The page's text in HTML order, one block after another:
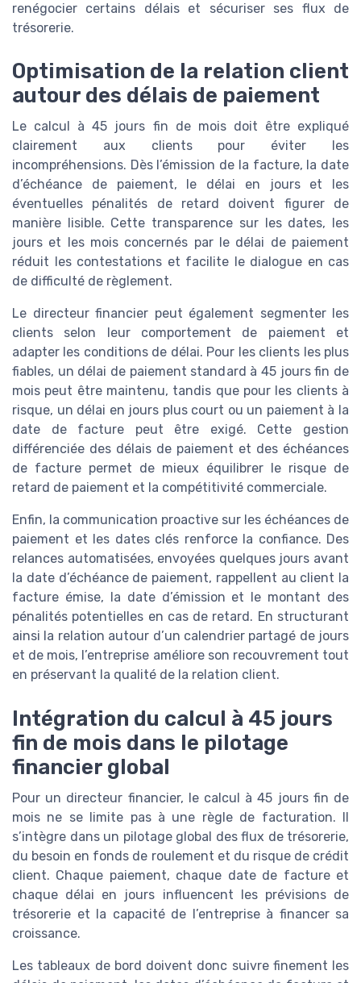
renégocier certains délais et sécuriser ses flux de
trésorerie.
Optimisation de la relation client
autour des délais de paiement
Le calcul à 45 jours fin de mois doit être expliqué
clairement aux clients pour éviter les
incompréhensions. Dès l’émission de la facture, la date
d’échéance de paiement, le délai en jours et les
éventuelles pénalités de retard doivent figurer de
manière lisible. Cette transparence sur les dates, les
jours et les mois concernés par le délai de paiement
réduit les contestations et facilite le dialogue en cas
de difficulté de règlement.
Le directeur financier peut également segmenter les
clients selon leur comportement de paiement et
adapter les conditions de délai. Pour les clients les plus
fiables, un délai de paiement standard à 45 jours fin de
mois peut être maintenu, tandis que pour les clients à
risque, un délai en jours plus court ou un paiement à la
date de facture peut être exigé. Cette gestion
différenciée des délais de paiement et des échéances
de facture permet de mieux équilibrer le risque de
retard de paiement et la compétitivité commerciale.
Enfin, la communication proactive sur les échéances de
paiement et les dates clés renforce la confiance. Des
relances automatisées, envoyées quelques jours avant
la date d’échéance de paiement, rappellent au client la
facture émise, la date d’émission et le montant des
pénalités potentielles en cas de retard. En structurant
ainsi la relation autour d’un calendrier partagé de jours
et de mois, l’entreprise améliore son recouvrement tout
en préservant la qualité de la relation client.
Intégration du calcul à 45 jours
fin de mois dans le pilotage
financier global
Pour un directeur financier, le calcul à 45 jours fin de
mois ne se limite pas à une règle de facturation. Il
s’intègre dans un pilotage global des flux de trésorerie,
du besoin en fonds de roulement et du risque de crédit
client. Chaque paiement, chaque date de facture et
chaque délai en jours influencent les prévisions de
trésorerie et la capacité de l’entreprise à financer sa
croissance.
Les tableaux de bord doivent donc suivre finement les